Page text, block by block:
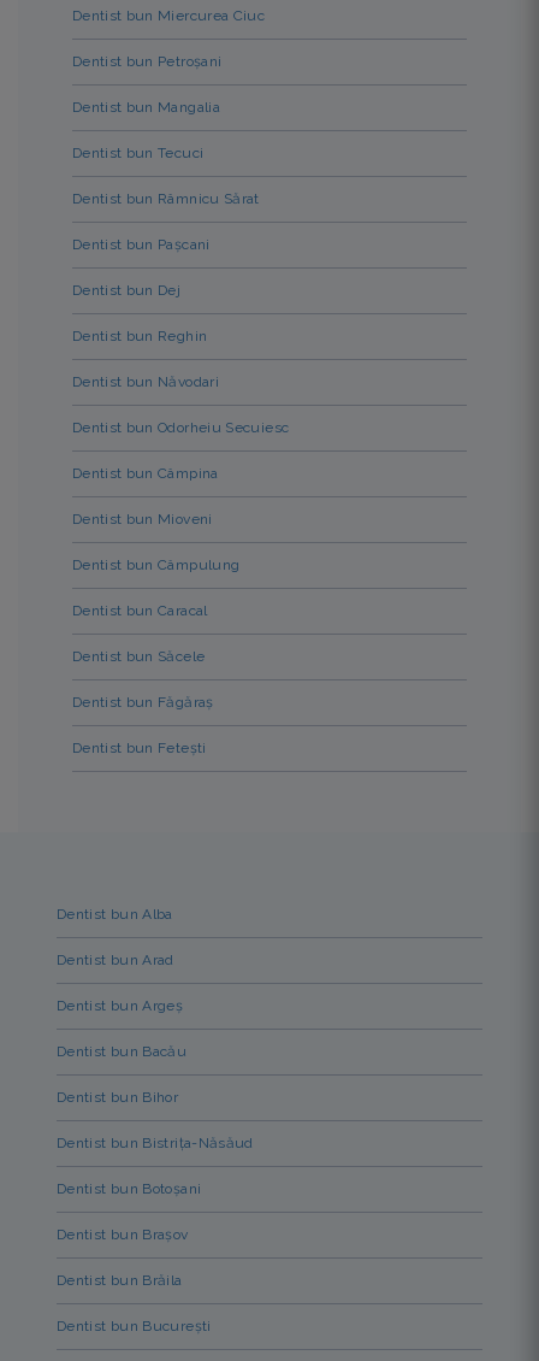
Dentist bun Miercurea Ciuc
Dentist bun Petroșani
Dentist bun Mangalia
Dentist bun Tecuci
Dentist bun Râmnicu Sărat
Dentist bun Pașcani
Dentist bun Dej
Dentist bun Reghin
Dentist bun Năvodari
Dentist bun Odorheiu Secuiesc
Dentist bun Câmpina
Dentist bun Mioveni
Dentist bun Câmpulung
Dentist bun Caracal
Dentist bun Săcele
Dentist bun Făgăraș
Dentist bun Fetești
Dentist bun Alba
Dentist bun Arad
Dentist bun Argeș
Dentist bun Bacău
Dentist bun Bihor
Dentist bun Bistrița-Năsăud
Dentist bun Botoșani
Dentist bun Brașov
Dentist bun Brăila
Dentist bun București